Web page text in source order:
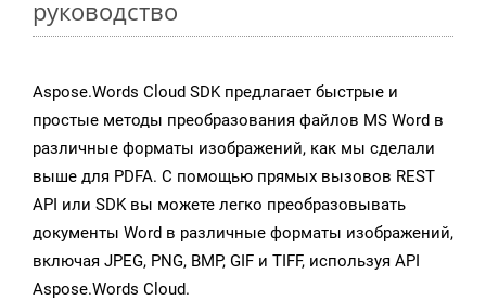
руководство
Aspose.Words Cloud SDK предлагает быстрые и
простые методы преобразования файлов MS Word в
различные форматы изображений, как мы сделали
выше для PDFA. С помощью прямых вызовов REST
API или SDK вы можете легко преобразовывать
документы Word в различные форматы изображений,
включая JPEG, PNG, BMP, GIF и TIFF, используя API
Aspose.Words Cloud.